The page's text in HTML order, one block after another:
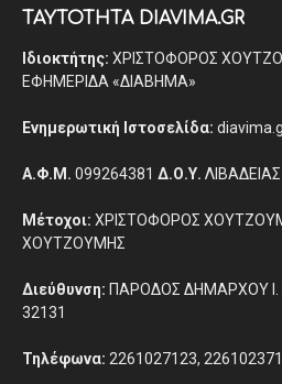
ΤΑΥΤΟΤΗΤΑ DIAVIMA.GR
Ιδιοκτήτης: ΧΡΙΣΤΟΦΟΡΟΣ
ΕΦΗΜΕΡΙΔΑ «ΔΙΑΒΗΜΑ»
Ενημερωτική Ιστοσελίδα:
Α.Φ.Μ. 099264381 Δ.Ο.Υ. ΛΙΒΑΔΕΙΑΣ
Μέτοχοι: ΧΡΙΣΤΟΦΟΡΟΣ
ΧΟΥΤΖΟΥΜΗΣ
Διεύθυνση: ΠΑΡΟΔΟΣ ΔΗΜΑΡΧΟΥ Ι.
32131
Τηλέφωνα: 2261027123,